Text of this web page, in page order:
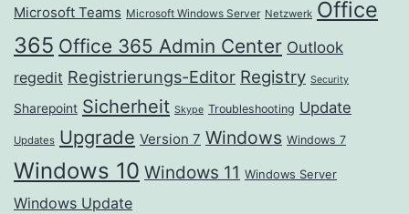
Microsoft Teams Microsoft Windows Server Netzwerk Office
365 Office 365 Admin Center Outlook
regedit Registrierungs-Editor Registry Security
Sharepoint Sicherheit Skype Troubleshooting Update
Updates Upgrade Version 7 Windows Windows 7
Windows 10 Windows 11 Windows Server
Windows Update